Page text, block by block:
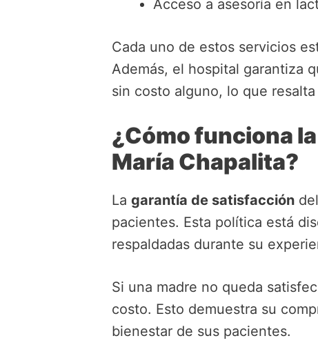
Acceso a asesoría en
Cada uno de estos servicios
Además, el hospital garantiza
sin costo alguno, lo que
¿Cómo funciona
María Chapalita?
La garantía de satisfacción
pacientes. Esta política está
respaldadas durante su
Si una madre no queda
costo. Esto demuestra su
bienestar de sus pacientes.